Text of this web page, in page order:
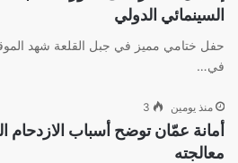
السينمائي الدولي
حفل ختامي مميز في جبل القلعة شهد
في…
منذ يومين 3
أمانة عمّان توضح أسباب
معالجته